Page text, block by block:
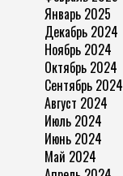
Январь 2025
Декабрь 2024
Ноябрь 2024
Октябрь 2024
Сентябрь 2024
Август 2024
Июль 2024
Июнь 2024
Май 2024